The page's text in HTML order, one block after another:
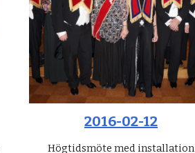
2016-02-12
Högtidsmöte med installation